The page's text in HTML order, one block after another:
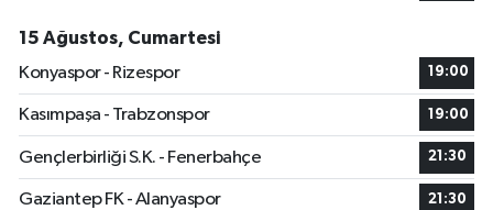
15 Ağustos, Cumartesi
Konyaspor - Rizespor
19:00
Kasımpaşa - Trabzonspor 19:00
Gençlerbirliği S.K. - Fenerbahçe 21:30
Gaziantep FK - Alanyaspor 21:30